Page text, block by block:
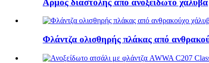
Φλάντζα ολισθηρής πλάκας από